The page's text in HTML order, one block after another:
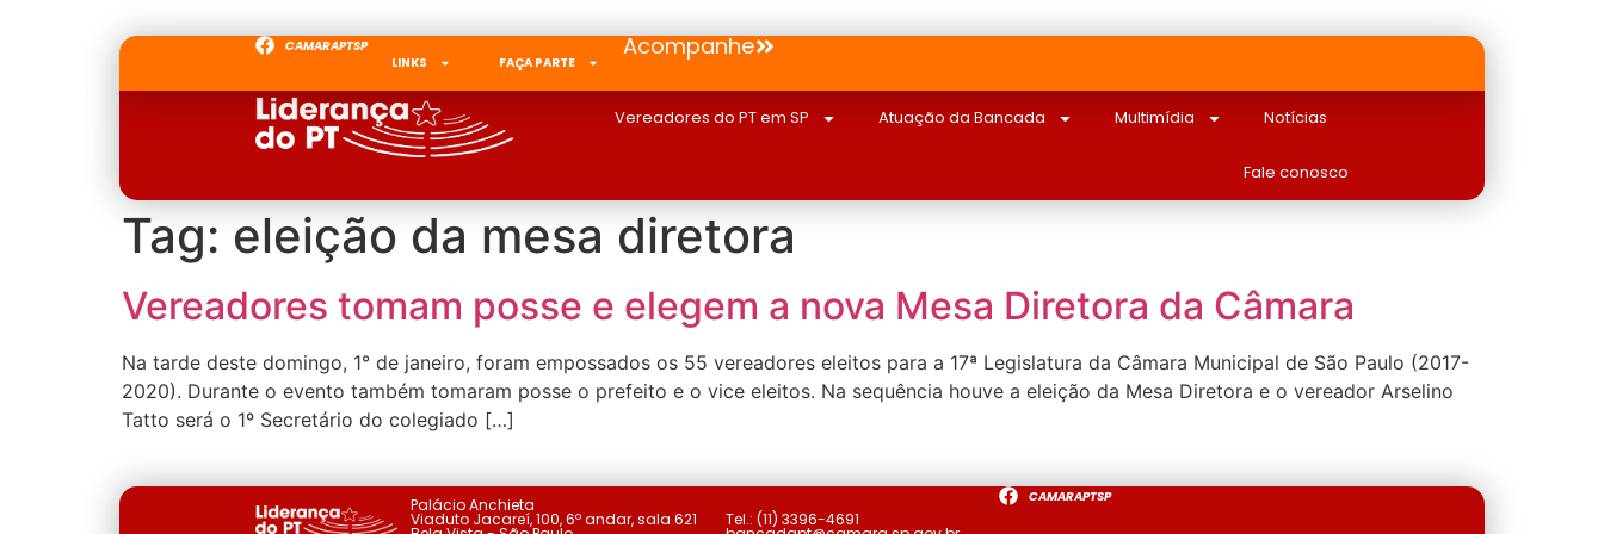
CAMARAPTSP
LINKS
FAÇA PARTE
Acompanhe
Vereadores do PT em SP Atuação da Bancada Multimídia Notícias
Fale conosco
Tag: eleição da mesa diretora
Vereadores tomam posse e elegem a nova Mesa Diretora da Câmara
Na tarde deste domingo, 1° de janeiro, foram empossados os 55 vereadores eleitos para a 17ª Legislatura da Câmara Municipal de São Paulo (2017-
2020). Durante o evento também tomaram posse o prefeito e o vice eleitos. Na sequência houve a eleição da Mesa Diretora e o vereador Arselino
Tatto será o 1º Secretário do colegiado […]
Palácio Anchieta
Viaduto Jacareí, 100, 6º andar, sala 621 Tel.: (11) 3396-4691
CAMARAPTSP